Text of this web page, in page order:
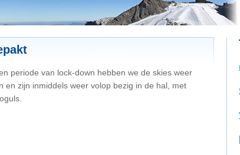
periode van lock-down hebben we de skies weer
en zijn inmiddels weer volop bezig in de hal, met